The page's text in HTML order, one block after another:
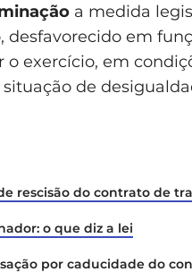
a medida
desfavorecido em
exercício, em
de
rescisão do contrato de
o que diz a lei
por caducidade do